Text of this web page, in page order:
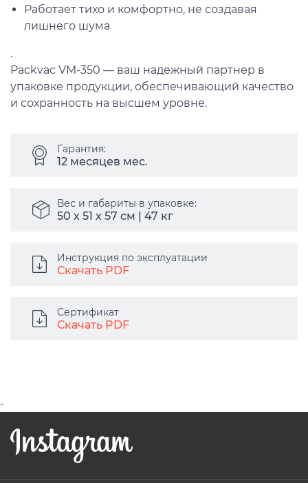
Работает тихо и комфортно, не создавая
лишнего шума
.
Packvac VM-350 — ваш надежный партнер в
упаковке продукции, обеспечивающий качество
и сохранность на высшем уровне.
Гарантия:
12 месяцев мес.
Вес и габариты в упаковке:
50 х 51 х 57 см | 47 кг
Инструкция по эксплуатации
Скачать PDF
Сертификат
Скачать PDF
-